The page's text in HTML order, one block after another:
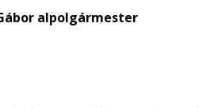
alpolgármester